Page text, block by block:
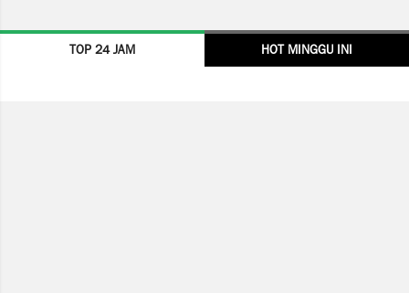
TOP 24 JAM HOT MINGGU INI